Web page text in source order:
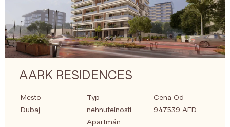
AARK RESIDENCES
Mesto
Dubaj
Typ
nehnuteľnosti
Apartmán
Cena Od
947539 AED